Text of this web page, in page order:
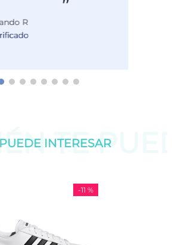
R
TE
INTERESAR
-11 %